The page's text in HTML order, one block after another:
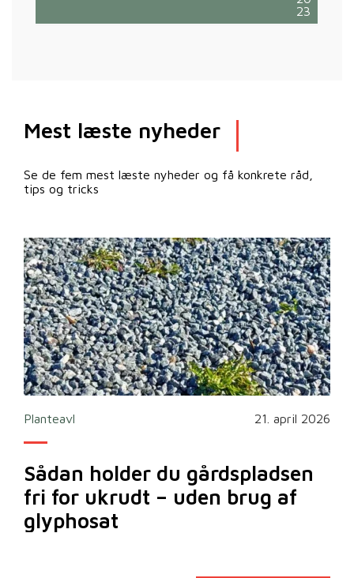
23
Mest læste nyheder
Se de fem mest læste nyheder og få konkrete råd,
tips og tricks
Planteavl 21. april 2026
Sådan holder du gårdspladsen
fri for ukrudt – uden brug af
glyphosat